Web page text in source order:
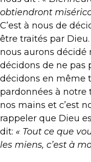
obtiendront
C’est à nous de
être traités par
nous aurons décidé
décidons de ne pas
décidons en même
pardonnées à notre
nos mains et c’est
rappeler que Dieu
dit: « Tout ce que
les miens, c’est à